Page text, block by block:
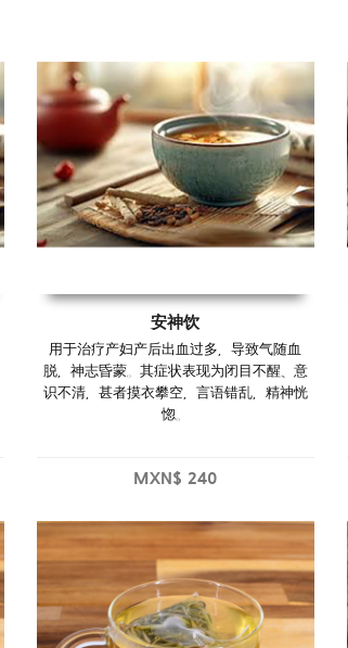
安神饮
用于治疗产妇产后出血过多，导致气随血
脱，神志昏蒙。其症状表现为闭目不醒、意
识不清，甚者摸衣攀空，言语错乱，精神恍
惚。
MXN$ 240